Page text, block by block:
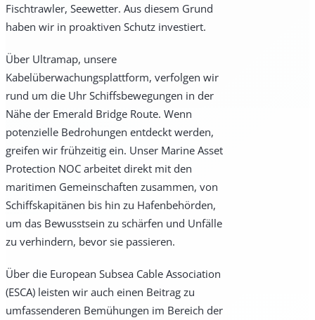
Fischtrawler, Seewetter. Aus diesem Grund
haben wir in proaktiven Schutz investiert.
Über Ultramap, unsere
Kabelüberwachungsplattform, verfolgen wir
rund um die Uhr Schiffsbewegungen in der
Nähe der Emerald Bridge Route. Wenn
potenzielle Bedrohungen entdeckt werden,
greifen wir frühzeitig ein. Unser Marine Asset
Protection NOC arbeitet direkt mit den
maritimen Gemeinschaften zusammen, von
Schiffskapitänen bis hin zu Hafenbehörden,
um das Bewusstsein zu schärfen und Unfälle
zu verhindern, bevor sie passieren.
Über die European Subsea Cable Association
(ESCA) leisten wir auch einen Beitrag zu
umfassenderen Bemühungen im Bereich der